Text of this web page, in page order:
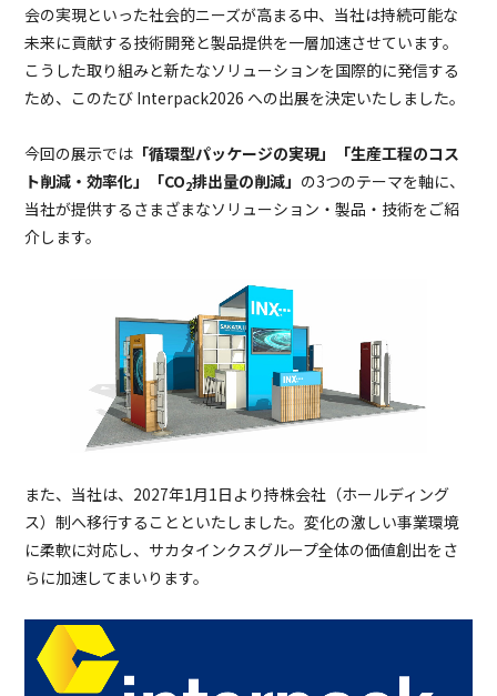
会の実現といった社会的ニーズが高まる中、当社は持続可能な
未来に貢献する技術開発と製品提供を一層加速させています。
こうした取り組みと新たなソリューションを国際的に発信する
ため、このたび Interpack2026 への出展を決定いたしました。
今回の展示では 「循環型パッケージの実現」「生産工程のコス
ト削減・効率化」「CO2排出量の削減」 の3つのテーマを軸に、
当社が提供するさまざまなソリューション・製品・技術をご紹
介します。
また、当社は、2027年1月1日より持株会社（ホールディング
ス）制へ移行することといたしました。変化の激しい事業環境
に柔軟に対応し、サカタインクスグループ全体の価値創出をさ
らに加速してまいります。